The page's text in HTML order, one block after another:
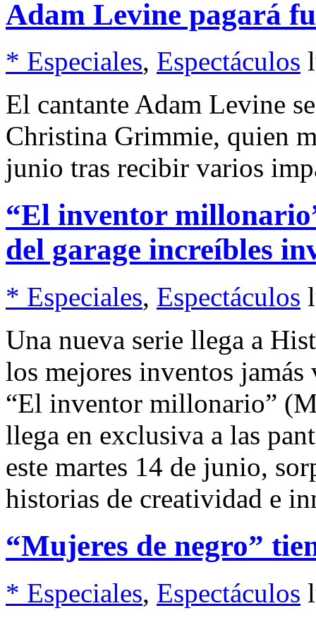
Adam Levine pagará
* Especiales, Espectáculos
El cantante Adam Levine
Christina Grimmie, quien
junio tras recibir varios
“El inventor
del garage increíbles
* Especiales, Espectáculos
Una nueva serie llega a
los mejores inventos
“El inventor millonario”
llega en exclusiva a las
este martes 14 de junio,
historias de creatividad e
“Mujeres de negro”
* Especiales, Espectáculos